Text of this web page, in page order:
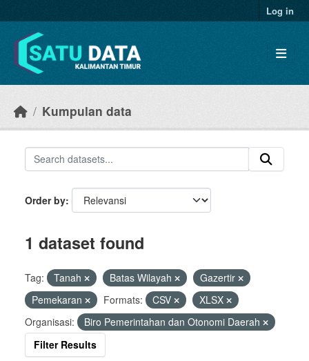
Log in
Kumpulan data
Order by
1 dataset found
Tag: Tanah Batas Wilayah
Gazertir
Pemekaran
Formats: CSV
XLSX
Organisasi:
Biro Pemerintahan dan Otonomi Daerah
Filter Results